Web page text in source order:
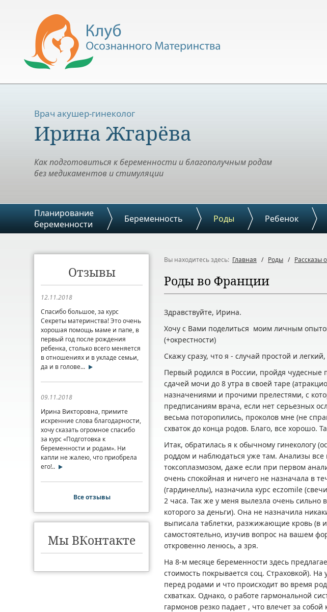
Врач акушер-гинеколог
Ирина Жгарёва
Как подготовиться к беременности и благополучным родам
без медикаментов и стимуляции
Планирование
беременности
Беременность Роды Ребенок
Отзывы
12.11.2018
Спасибо большое, за курс
Секреты материнства! Это очень
хорошая помощь маме и папе, в
первый год после рождения
ребенка, столько всего меняется
в отношениях и в укладе семьи,
да и в голове...
09.11.2018
Ирина Викторовна, примите
искренние слова благодарности,
хочу сказать огромное спасибо
за курс «Подготовка к
беременности и родам». Ни
капли не жалею, что приобрела
его!..
Все отзывы
Мы ВКонтакте
Вы находитесь здесь: Главная / Роды / Рассказы
Роды во Франции
Здравствуйте, Ирина.
Хочу с Вами поделиться моим личным
(+окрестности)
Скажу сразу, что я - случай простой и
Первый родился в России, пройдя
сдачей мочи до 8 утра в своей таре
назначениями и прочими прелестями, с
предписаниям врача, если нет серьезных
весьма поторопились, проколов мне (не
схваток до конца родов. Благо, все хорошо.
Итак, обратилась я к обычному гинекологу
роддом и наблюдаться уже там. Анализы все
токсоплазмозом, даже если при первом
очень спокойная и ничего не назначала в
(гардинеллы), назначила курс eczomile
2 часа. Так же у меня вылезла очень сильно
которого за деньги). Она не назначила
выписала таблетки, разжижающие кровь (в
самостоятельно, изучив вопрос на вашем
откровенно ленюсь, а зря.
На 8-м месяце беременности здесь
стоимость покрывается соц. Страховкой).
перед родами и что происходит во время
схватках. Однако, о работе гармональной
гармонов резко падает , что влечет за